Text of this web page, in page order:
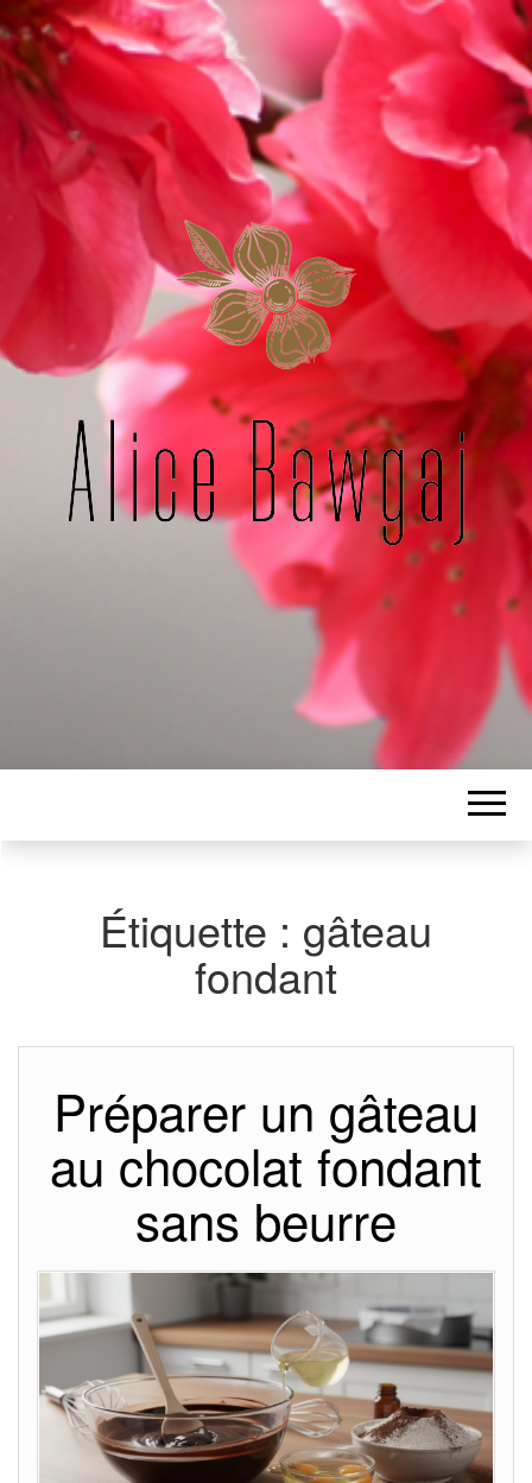
ALICE
BAWGAJ
Les petits mots d'Alice
Étiquette : gâteau
fondant
Préparer un gâteau
au chocolat fondant
sans beurre